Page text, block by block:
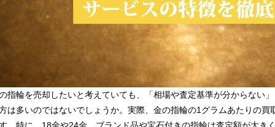
指輪を売却したいと考えていても、「相場や査定基準が分からない
は多いのではないでしょうか。実際、金の指輪の1グラムあたりの